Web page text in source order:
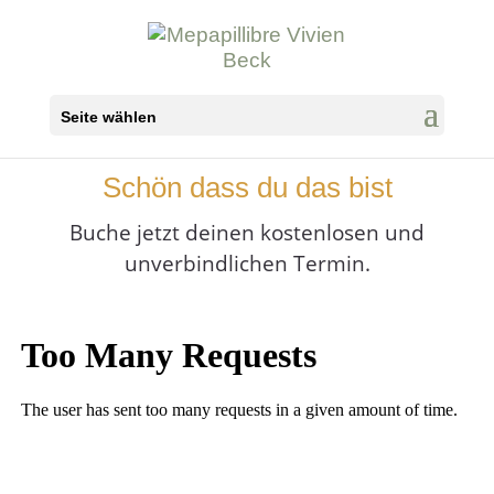
Seite wählen
Schön dass du das bist
Buche jetzt deinen kostenlosen und
unverbindlichen Termin.